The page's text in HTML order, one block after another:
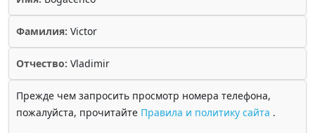
Фамилия: Victor
Отчество: Vladimir
Прежде чем запросить просмотр номера телефона,
пожалуйста, прочитайте Правила и политику сайта .